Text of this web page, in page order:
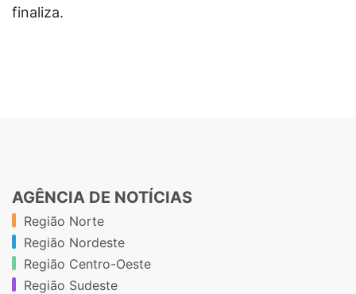
finaliza.
AGÊNCIA DE NOTÍCIAS
Região Norte
Região Nordeste
Região Centro-Oeste
Região Sudeste